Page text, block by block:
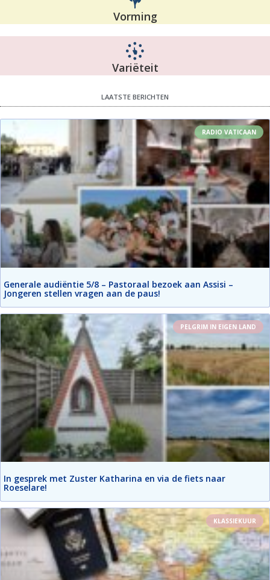
Vorming
Variëteit
LAATSTE BERICHTEN
RADIO VATICAAN
Generale audiëntie 5/8 – Pastoraal bezoek aan Assisi –
Jongeren stellen vragen aan de paus!
PELGRIM IN EIGEN LAND
In gesprek met Zuster Katharina en via de fiets naar
Roeselare!
KLASSIEKUUR